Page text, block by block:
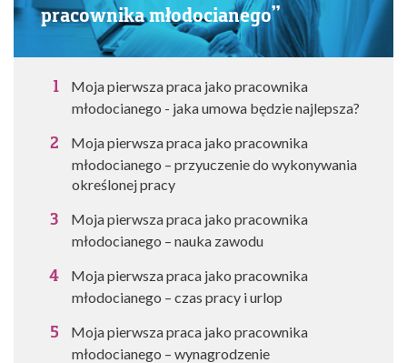
pracownika młodocianego”
Moja pierwsza praca jako pracownika
młodocianego - jaka umowa będzie najlepsza?
Moja pierwsza praca jako pracownika
młodocianego – przyuczenie do wykonywania
określonej pracy
Moja pierwsza praca jako pracownika
młodocianego – nauka zawodu
Moja pierwsza praca jako pracownika
młodocianego – czas pracy i urlop
Moja pierwsza praca jako pracownika
młodocianego – wynagrodzenie